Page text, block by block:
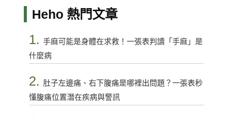
Heho 熱門文章
1. 手麻可能是身體在求救！一張表判讀「手麻」是
什麼病
2. 肚子左邊痛、右下腹痛是哪裡出問題？一張表秒
懂腹痛位置潛在疾病與警訊